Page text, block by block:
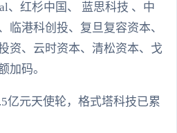
、红杉中国、 蓝思科技 、中
临港科创投、复旦复容资本、
资、云时资本、清松资本、戈
加码。
亿元天使轮，格式塔科技已累